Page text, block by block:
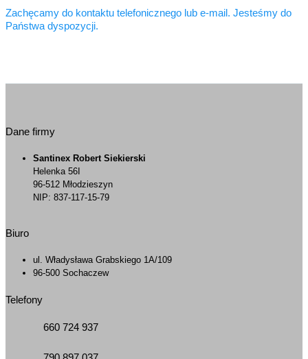
Zachęcamy do kontaktu telefonicznego lub e-mail. Jesteśmy do
Państwa dyspozycji.
Dane firmy
Santinex Robert Siekierski
Helenka 56I
96-512 Młodzieszyn
NIP: 837-117-15-79
Biuro
ul. Władysława Grabskiego 1A/109
96-500 Sochaczew
Telefony
660 724 937